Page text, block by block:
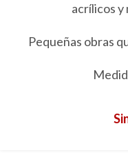
acrílicos y
Pequeñas obras